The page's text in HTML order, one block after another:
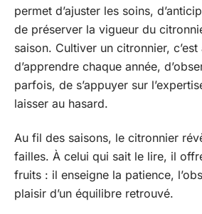
permet d’ajuster les soins,
de préserver la vigueur du
saison. Cultiver un citronnier,
d’apprendre chaque année,
parfois, de s’appuyer sur
laisser au hasard.
Au fil des saisons, le citronnier
failles. À celui qui sait le lire, il
fruits : il enseigne la patience,
plaisir d’un équilibre retrouvé.